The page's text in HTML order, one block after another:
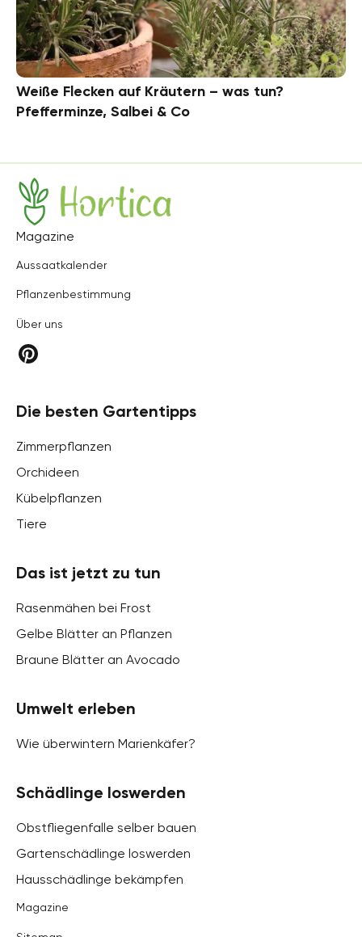
Weiße Flecken auf Kräutern – was tun?
Pfefferminze, Salbei & Co
Hortica
Magazine
Aussaatkalender
Pflanzenbestimmung
Über uns
Die besten Gartentipps
Zimmerpflanzen
Orchideen
Kübelpflanzen
Tiere
Das ist jetzt zu tun
Rasenmähen bei Frost
Gelbe Blätter an Pflanzen
Braune Blätter an Avocado
Umwelt erleben
Wie überwintern Marienkäfer?
Schädlinge loswerden
Obstfliegenfalle selber bauen
Gartenschädlinge loswerden
Hausschädlinge bekämpfen
Magazine